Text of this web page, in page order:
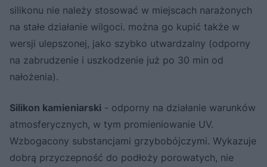
silikonu nie należy stosować w miejscach narażonych
na stałe działanie wilgoci. można go kupić także w
wersji ulepszonej, jako szybko utwardzalny (odporny
na zabrudzenie i uszkodzenie już po 30 min od
nałożenia).
Silikon kamieniarski - odporny na działanie warunków
atmosferycznych, w tym promieniowanie UV.
Wzbogacony substancjami grzybobójczymi. Wykazuje
dobrą przyczepność do podłoży porowatych, nie